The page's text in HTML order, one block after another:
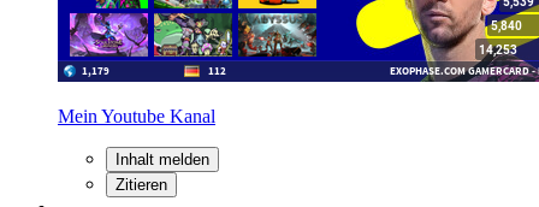
Mein Youtube Kanal
Inhalt melden
Zitieren